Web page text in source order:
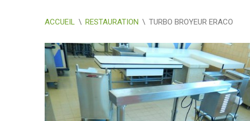
ACCUEIL \ RESTAURATION \ TURBO BROYEUR ERACO